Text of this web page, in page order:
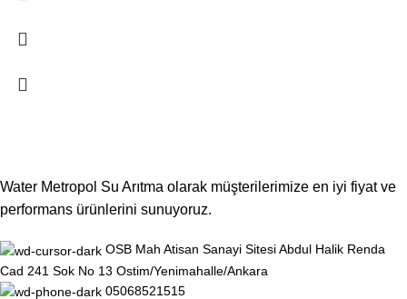
Water Metropol Su Arıtma olarak müşterilerimize en iyi fiyat ve
performans ürünlerini sunuyoruz.
OSB Mah Atisan Sanayi Sitesi Abdul Halik Renda
Cad 241 Sok No 13 Ostim/Yenimahalle/Ankara
05068521515